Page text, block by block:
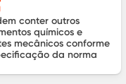
conter outros
químicos e
mecânicos conforme
da norma